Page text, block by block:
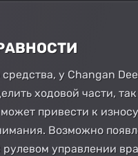
у Changan
ходовой части,
привести к
Возможно
рулевом управлении